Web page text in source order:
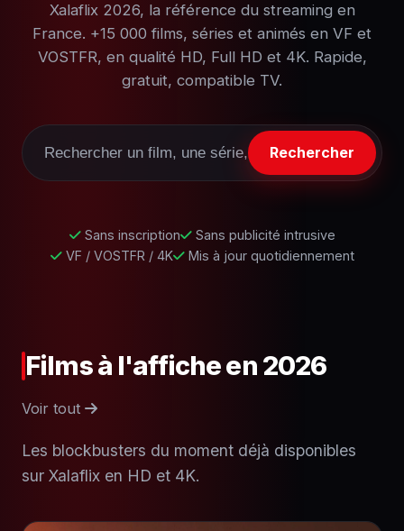
Xalaflix 2026, la référence du streaming en
France. +15 000 films, séries et animés en VF et
VOSTFR, en qualité HD, Full HD et 4K. Rapide,
gratuit, compatible TV.
Rechercher
Sans inscription
Sans publicité intrusive
VF / VOSTFR / 4K
Mis à jour quotidiennement
Films à l'affiche en 2026
Voir tout
Les blockbusters du moment déjà disponibles
sur Xalaflix en HD et 4K.